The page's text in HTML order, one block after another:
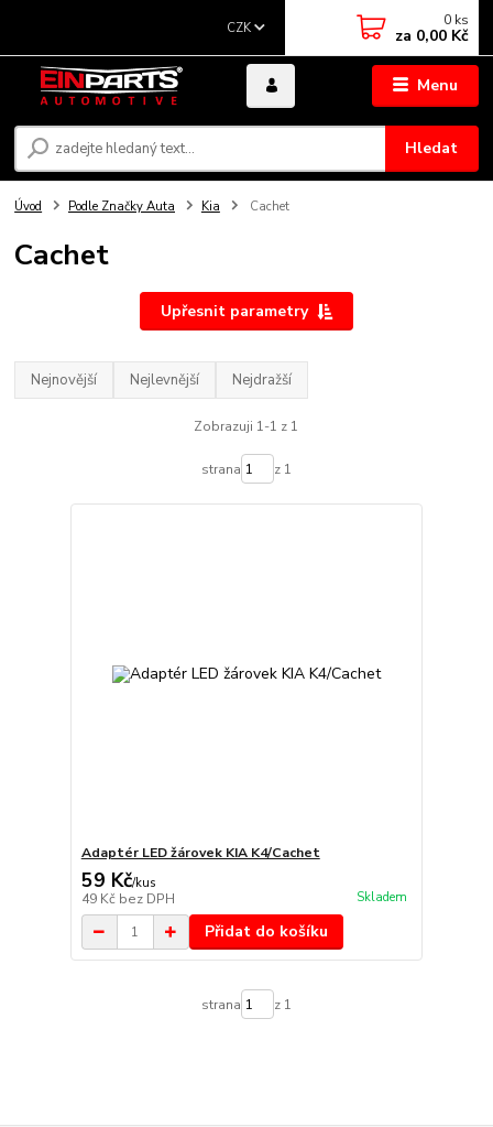
Menu
CZK
Hledat
0 ks
za 0,00 Kč
Úvod Podle Značky Auta Kia Cachet
Cachet
Upřesnit parametry
Nejnovější Nejlevnější Nejdražší
Zobrazuji 1-1 z 1
strana z 1
Adaptér LED žárovek KIA K4/Cachet
59 Kč/kus
49 Kč bez DPH Skladem
Přidat do košíku
strana z 1